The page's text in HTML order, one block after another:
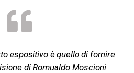
espositivo è quello di fornire
di Romualdo Moscioni